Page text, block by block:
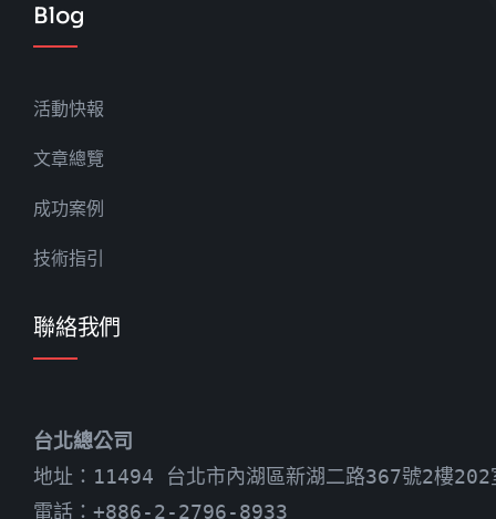
Blog
活動快報
文章總覽
成功案例
技術指引
聯絡我們
台北總公司
地址：11494 台北市內湖區新湖二路367號2樓202
電話：+886-2-2796-8933